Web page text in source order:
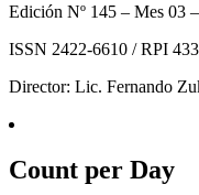
Edición Nº 145 – Mes 03
ISSN 2422-6610 / RPI
Director: Lic. Fernando
Count per Day